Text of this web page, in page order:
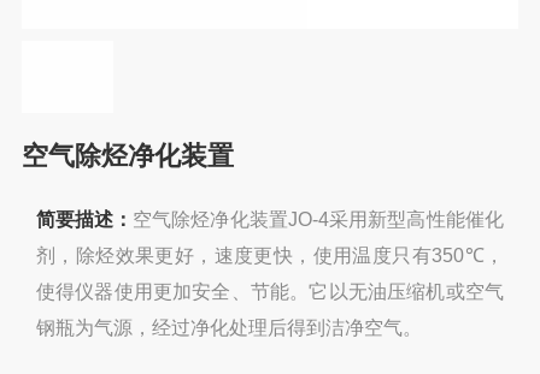
空气除烃净化装置
简要描述： 空气除烃净化装置JO-4采用新型高性能催化
剂，除烃效果更好，速度更快，使用温度只有350℃，
使得仪器使用更加安全、节能。它以无油压缩机或空气
钢瓶为气源，经过净化处理后得到洁净空气。